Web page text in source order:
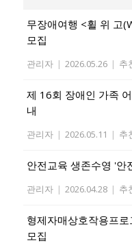
무장애여행 <휠 위 고
모집
관리자 | 2026.05.26 | 추
제 16회 장애인 가족
내
관리자 | 2026.05.11 | 추
안전교육 생존수영 '안
관리자 | 2026.04.28 | 추
형제자매상호작용프
모집